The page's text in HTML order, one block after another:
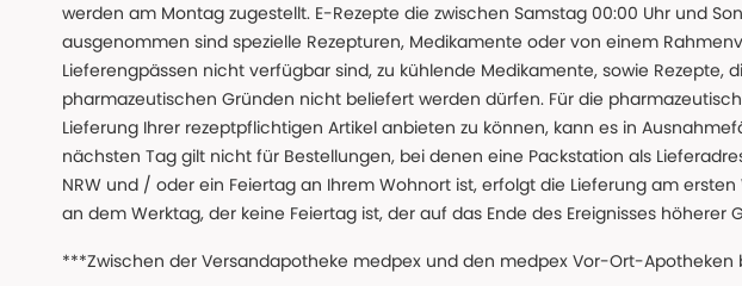
werden am Montag zugestellt. E-Rezepte die zwischen Samstag 00:00 Uhr und
ausgenommen sind spezielle Rezepturen, Medikamente oder von einem
Lieferengpässen nicht verfügbar sind, zu kühlende Medikamente, sowie
pharmazeutischen Gründen nicht beliefert werden dürfen. Für die
Lieferung Ihrer rezeptpflichtigen Artikel anbieten zu können, kann es in
nächsten Tag gilt nicht für Bestellungen, bei denen eine Packstation als
NRW und / oder ein Feiertag an Ihrem Wohnort ist, erfolgt die Lieferung am
an dem Werktag, der keine Feiertag ist, der auf das Ende des Ereignisses höherer
***Zwischen der Versandapotheke medpex und den medpex Vor-Ort-